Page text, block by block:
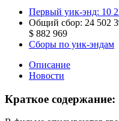
Первый уик-энд: 10
Общий сбор: 24 502
$ 882 969
Сборы по уик-эндам
Описание
Новости
Краткое содержание: